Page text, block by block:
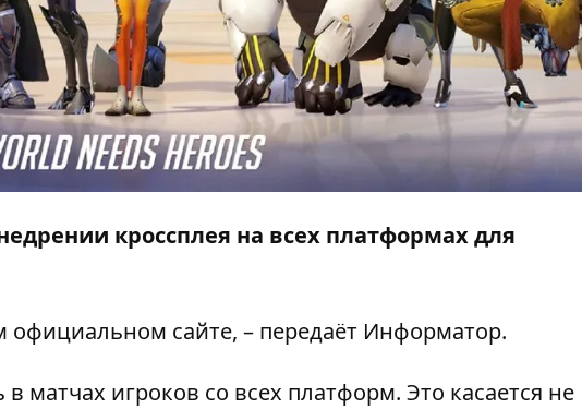
кроссплея на всех платформах для
официальном сайте, – передаёт Информатор.
матчах игроков со всех платформ. Это касается не